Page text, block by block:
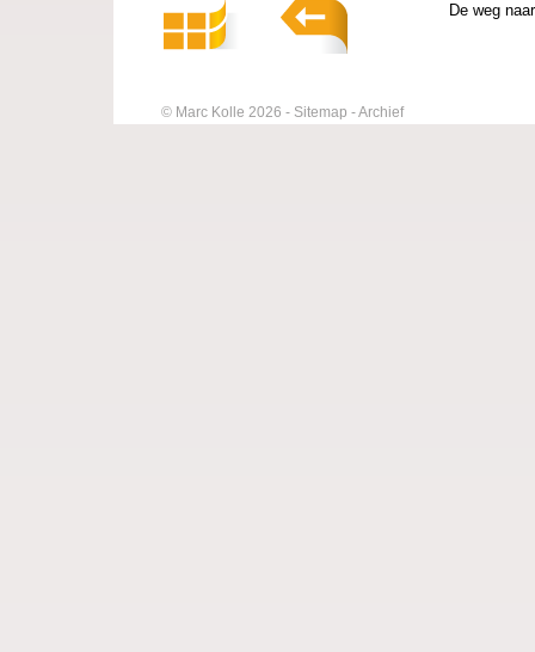
De weg
© Marc Kolle 2026 Sitemap Archief